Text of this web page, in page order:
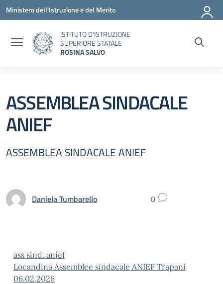
Vai ai contenuti
Vai al menu di navigazione
Vai al footer
Ministero dell'Istruzione e del Merito
ISTITUTO D'ISTRUZIONE
SUPERIORE STATALE
ROSINA SALVO
ASSEMBLEA SINDACALE
ANIEF
ASSEMBLEA SINDACALE ANIEF
Daniela Tumbarello 0
ass sind. anief
Locandina Assemblee sindacale ANIEF Trapani
06.02.2026